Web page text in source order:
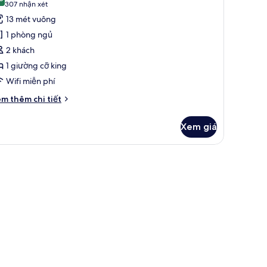
trên 10
307 nhận xét
(307
nhận
xét)
13 mét vuông
1 phòng ngủ
2 khách
1 giường cỡ king
Wifi miễn phí
thêm chi tiết
Xem giá
phòng, bàn ủi/dụng cụ ủi quần áo